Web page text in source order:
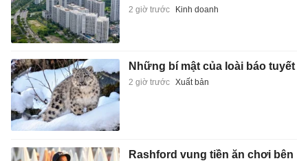
2 giờ trước Kinh doanh
Những bí mật của loài báo tuyết
2 giờ trước Xuất bản
Rashford vung tiền ăn chơi bên